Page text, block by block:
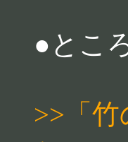
●とこ
>>「